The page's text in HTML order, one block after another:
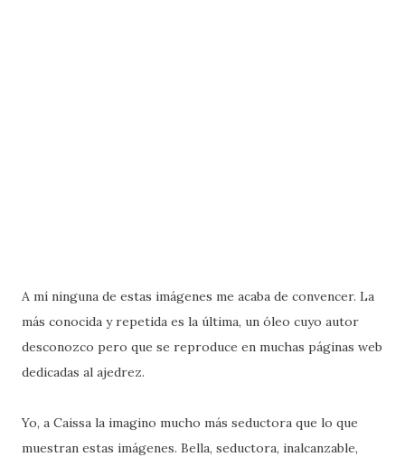
A mí ninguna de estas imágenes me acaba de convencer. La
más conocida y repetida es la última, un óleo cuyo autor
desconozco pero que se reproduce en muchas páginas web
dedicadas al ajedrez.
Yo, a Caissa la imagino mucho más seductora que lo que
muestran estas imágenes. Bella, seductora, inalcanzable,